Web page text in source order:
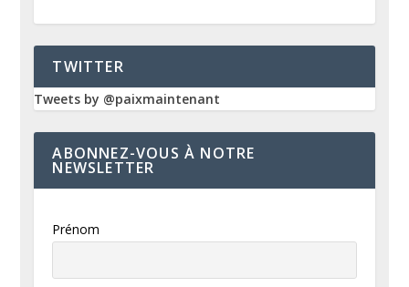
TWITTER
Tweets by @paixmaintenant
ABONNEZ-VOUS À NOTRE
NEWSLETTER
Prénom